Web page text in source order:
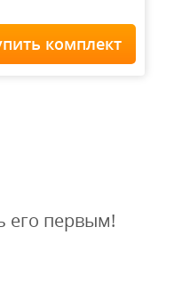
Staff
комплект
его первым!